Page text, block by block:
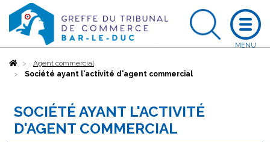
AccueilAgent commercial
Société ayant l'activité d'agent commercial
SOCIÉTÉ AYANT L'ACTIVITÉ
D'AGENT COMMERCIAL